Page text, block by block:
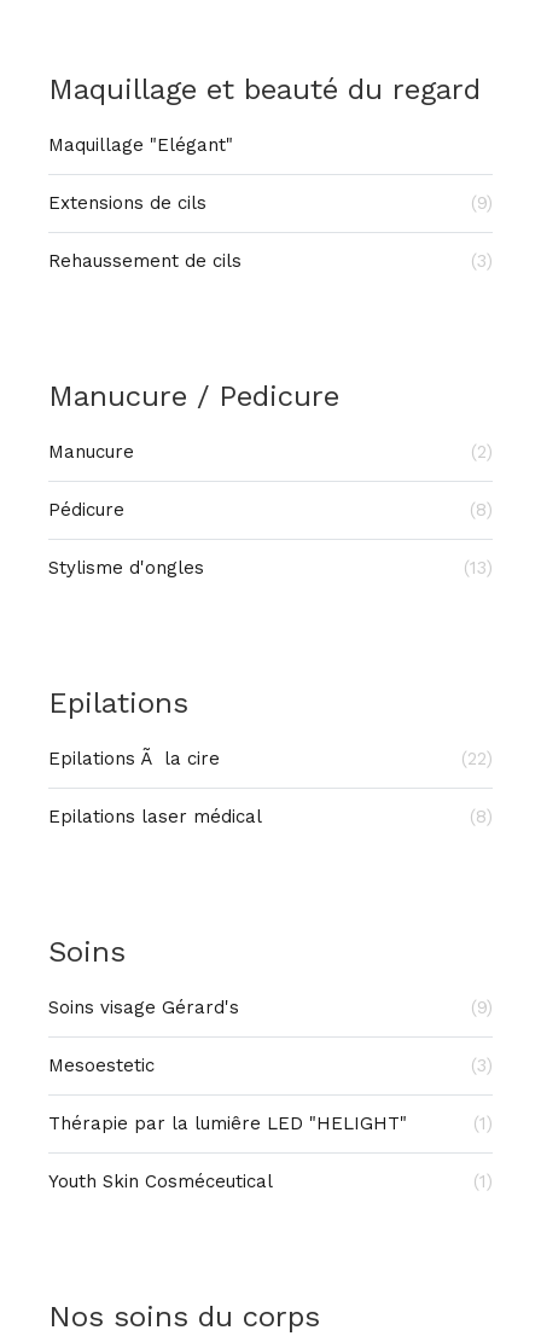
Maquillage et beauté du regard
Maquillage "Elégant"
Extensions de cils (9)
Rehaussement de cils (3)
Manucure / Pedicure
Manucure (2)
Pédicure (8)
Stylisme d'ongles (13)
Epilations
Epilations Ã la cire (22)
Epilations laser médical (8)
Soins
Soins visage Gérard's (9)
Mesoestetic (3)
Thérapie par la lumiêre LED "HELIGHT" (1)
Youth Skin Cosméceutical (1)
Nos soins du corps